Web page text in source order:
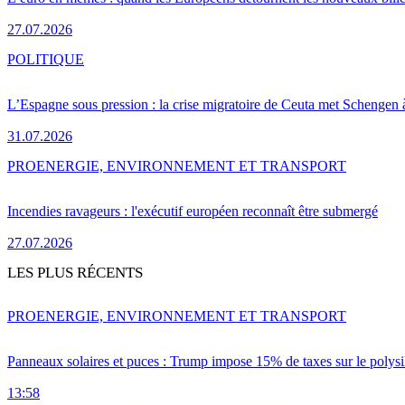
27.07.2026
L’Espagne sous pression : la crise migratoire de Ceuta met Schengen
31.07.2026
POLITIQUE
Incendies ravageurs : l'exécutif européen reconnaît être submergé
27.07.2026
PROENERGIE, ENVIRONNEMENT ET TRANSPORT
LES PLUS RÉCENTS
Panneaux solaires et puces : Trump impose 15% de taxes sur le
13:58
PROENERGIE, ENVIRONNEMENT ET TRANSPORT